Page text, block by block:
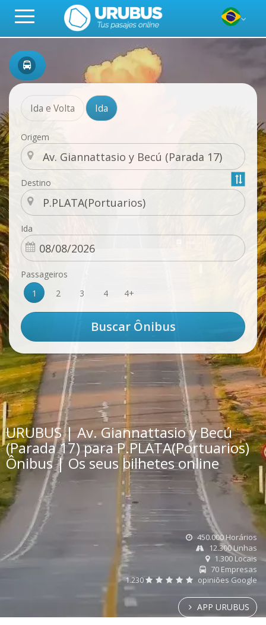
Ida e Volta Ida
Origem
Destino
Ida
Passageiros
1
2 3 4 4+
URUBUS | Av. Giannattasio y Becú
(Parada 17) para P.PLATA(Portuarios)
Ônibus | Os seus bilhetes online
450.000 Horários
12.300 Linhas
1.300 Locais
70 Empresas
1.230
opiniões Google
APP URUBUS